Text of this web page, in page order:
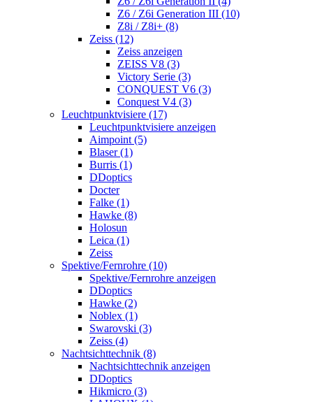
Z6 / Z6i Generation III (10)
Z8i / Z8i+ (8)
Zeiss (12)
Zeiss anzeigen
ZEISS V8 (3)
Victory Serie (3)
CONQUEST V6 (3)
Conquest V4 (3)
Leuchtpunktvisiere (17)
Leuchtpunktvisiere anzeigen
Aimpoint (5)
Blaser (1)
Burris (1)
DDoptics
Docter
Falke (1)
Hawke (8)
Holosun
Leica (1)
Zeiss
Spektive/Fernrohre (10)
Spektive/Fernrohre anzeigen
DDoptics
Hawke (2)
Noblex (1)
Swarovski (3)
Zeiss (4)
Nachtsichttechnik (8)
Nachtsichttechnik anzeigen
DDoptics
Hikmicro (3)